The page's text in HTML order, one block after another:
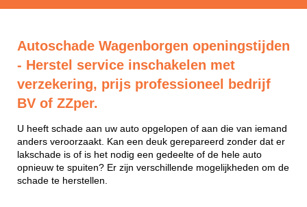
Autoschade Wagenborgen openingstijden
- Herstel service inschakelen met
verzekering, prijs professioneel bedrijf
BV of ZZper.
U heeft schade aan uw auto opgelopen of aan die van iemand
anders veroorzaakt. Kan een deuk gerepareerd zonder dat er
lakschade is of is het nodig een gedeelte of de hele auto
opnieuw te spuiten? Er zijn verschillende mogelijkheden om de
schade te herstellen.